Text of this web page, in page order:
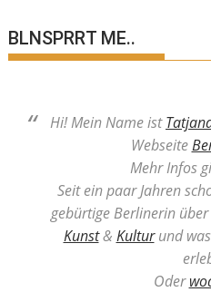
BLNSPRRT ME..
Hi! Mein Name ist
Webseite
Mehr Infos
Seit ein paar Jahren
gebürtige Berlinerin
Kunst& Kulturund
Oder